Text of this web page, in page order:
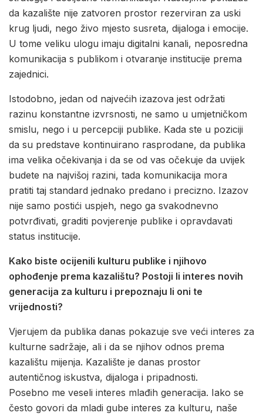
da kazalište nije zatvoren prostor rezerviran za uski
krug ljudi, nego živo mjesto susreta, dijaloga i emocije.
U tome veliku ulogu imaju digitalni kanali, neposredna
komunikacija s publikom i otvaranje institucije prema
zajednici.
Istodobno, jedan od najvećih izazova jest održati
razinu konstantne izvrsnosti, ne samo u umjetničkom
smislu, nego i u percepciji publike. Kada ste u poziciji
da su predstave kontinuirano rasprodane, da publika
ima velika očekivanja i da se od vas očekuje da uvijek
budete na najvišoj razini, tada komunikacija mora
pratiti taj standard jednako predano i precizno. Izazov
nije samo postići uspjeh, nego ga svakodnevno
potvrđivati, graditi povjerenje publike i opravdavati
status institucije.
Kako biste ocijenili kulturu publike i njihovo
ophođenje prema kazalištu? Postoji li interes novih
generacija za kulturu i prepoznaju li oni te
vrijednosti?
Vjerujem da publika danas pokazuje sve veći interes za
kulturne sadržaje, ali i da se njihov odnos prema
kazalištu mijenja. Kazalište je danas prostor
autentičnog iskustva, dijaloga i pripadnosti.
Posebno me veseli interes mlađih generacija. Iako se
često govori da mladi gube interes za kulturu, naše